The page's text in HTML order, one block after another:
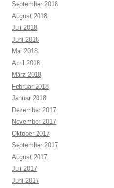
September 2018
August 2018
Juli 2018
Juni 2018
Mai 2018
April 2018
März 2018
Februar 2018
Januar 2018
Dezember 2017
November 2017
Oktober 2017
September 2017
August 2017
Juli 2017
Juni 2017